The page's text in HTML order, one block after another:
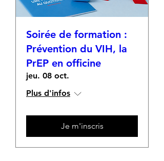
Soirée de formation :
Prévention du VIH, la
PrEP en officine
jeu. 08 oct.
Plus d'infos
Je m'inscris